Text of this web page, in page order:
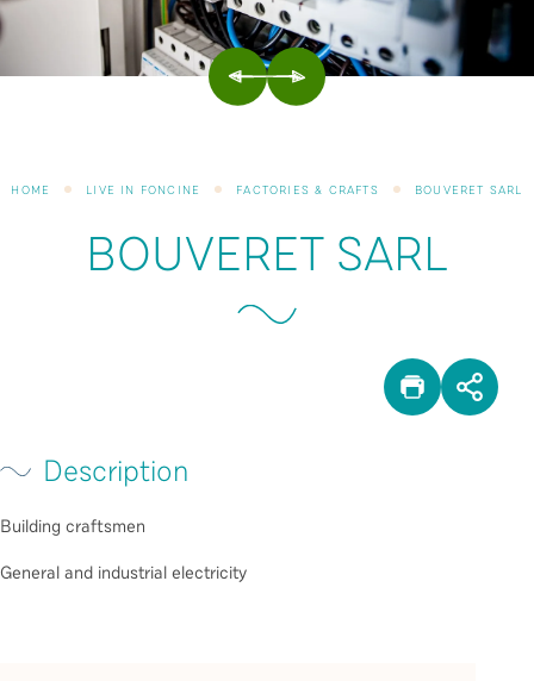
PREVIOUS
NEXT
HOME LIVE IN FONCINE FACTORIES & CRAFTS BOUVERET SARL
BOUVERET SARL
PRINT
Description
Building craftsmen
General and industrial electricity